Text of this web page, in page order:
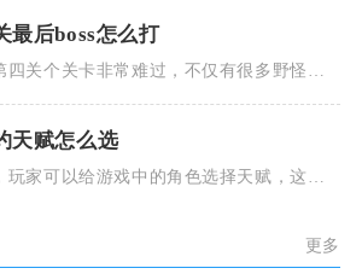
最后boss怎么打
四关个关卡非常难过，不仅有很多野怪，
天赋怎么选
玩家可以给游戏中的角色选择天赋，这些
更多